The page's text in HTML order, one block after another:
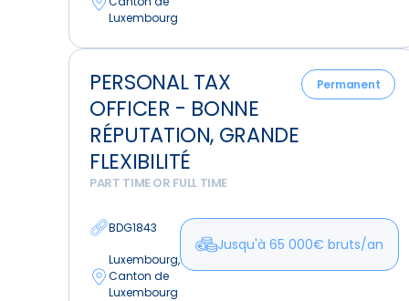
Luxembourg
Tax
PERSONAL TAX
OFFICER - BONNE
RÉPUTATION, GRANDE
FLEXIBILITÉ
Permanent
PART TIME OR FULL TIME
BDG1843
Luxembourg,
Canton de
Luxembourg
Jusqu'à 65 000€ bruts/an
Personal
Tax
Officer
Bonne
Réputation,
Flexibilité